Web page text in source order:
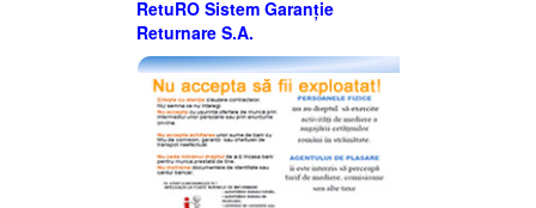
RetuRO Sistem Garanție
Returnare S.A.